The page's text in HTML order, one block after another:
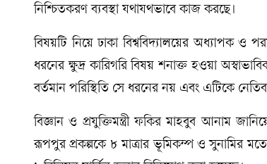
নিশ্চিতকরণ ব্যবস্থা যথাযথভাবে কাজ করছে।
বিষয়টি নিয়ে ঢাকা বিশ্ববিদ্যালয়ের অধ্যাপক ও
ধরনের ক্ষুদ্র কারিগরি বিষয় শনাক্ত হওয়া
বর্তমান পরিস্থিতি সে ধরনের নয় এবং এটিকে
বিজ্ঞান ও প্রযুক্তিমন্ত্রী ফকির মাহবুব আনাম
রূপপুর প্রকল্পকে ৮ মাত্রার ভূমিকম্প ও সুনামির